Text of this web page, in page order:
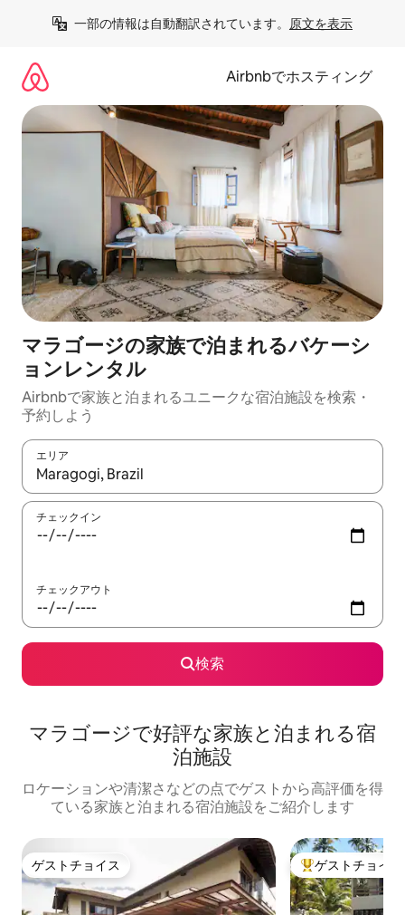
一部の情報は自動翻訳されています。 原文を表示
Airbnbでホスティング
マラゴージの家族で泊まれるバケーシ
ョンレンタル
Airbnbで家族と泊まれるユニークな宿泊施設を検索・
予約しよう
エリア
検索結果が表示されたら、上下の矢印キーを使って移動するか
チェックイン
チェックアウト
検索
マラゴージで好評な家族と泊まれる宿
泊施設
ロケーションや清潔さなどの点でゲストから高評価を得
ている家族と泊まれる宿泊施設をご紹介します
ゲストチョイス
ゲストチョイス 大好評のゲスト
ゲストチョイス